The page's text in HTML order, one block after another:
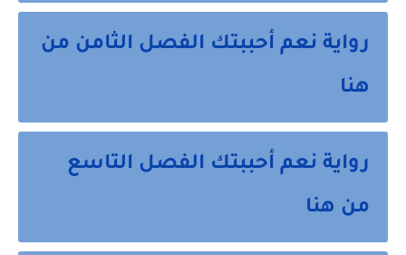
رواية نعم أحببتك الفصل الثامن من
هنا
رواية نعم أحببتك الفصل التاسع
من هنا